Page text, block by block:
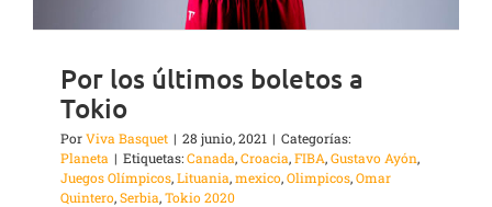
Por los últimos boletos a
Tokio
PorViva Basquet | 28 junio, 2021 | Categorías:
Planeta | Etiquetas:Canada,Croacia,FIBA,Gustavo Ayón,
Juegos Olímpicos,Lituania,mexico,Olimpicos,Omar
Quintero,Serbia,Tokio 2020